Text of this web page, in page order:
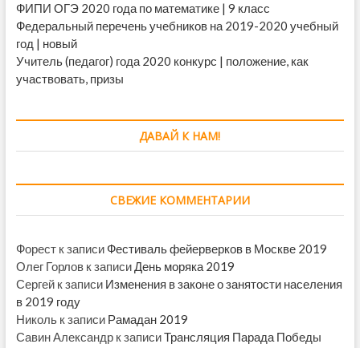
ФИПИ ОГЭ 2020 года по математике | 9 класс
Федеральный перечень учебников на 2019-2020 учебный
год | новый
Учитель (педагог) года 2020 конкурс | положение, как
участвовать, призы
ДАВАЙ К НАМ!
СВЕЖИЕ КОММЕНТАРИИ
Форестк записи Фестиваль фейерверков в Москве 2019
Олег Горловк записиДень моряка 2019
Сергейк записи Изменения в законе о занятости населения
в 2019 году
Никольк записи Рамадан 2019
Савин Александрк записиТрансляция Парада Победы